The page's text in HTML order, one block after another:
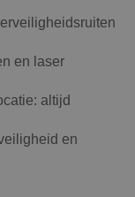
en laser
altijd
en